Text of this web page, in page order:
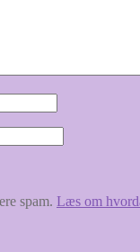
spam. Læs om